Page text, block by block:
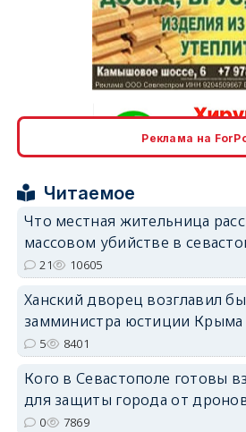
Реклама на
Читаемое
Что местная жительница
массовом убийстве в
21 10605
Ханский дворец возглавил
замминистра юстиции Крыма
5 8401
Кого в Севастополе готовы
для защиты города от
0 7869